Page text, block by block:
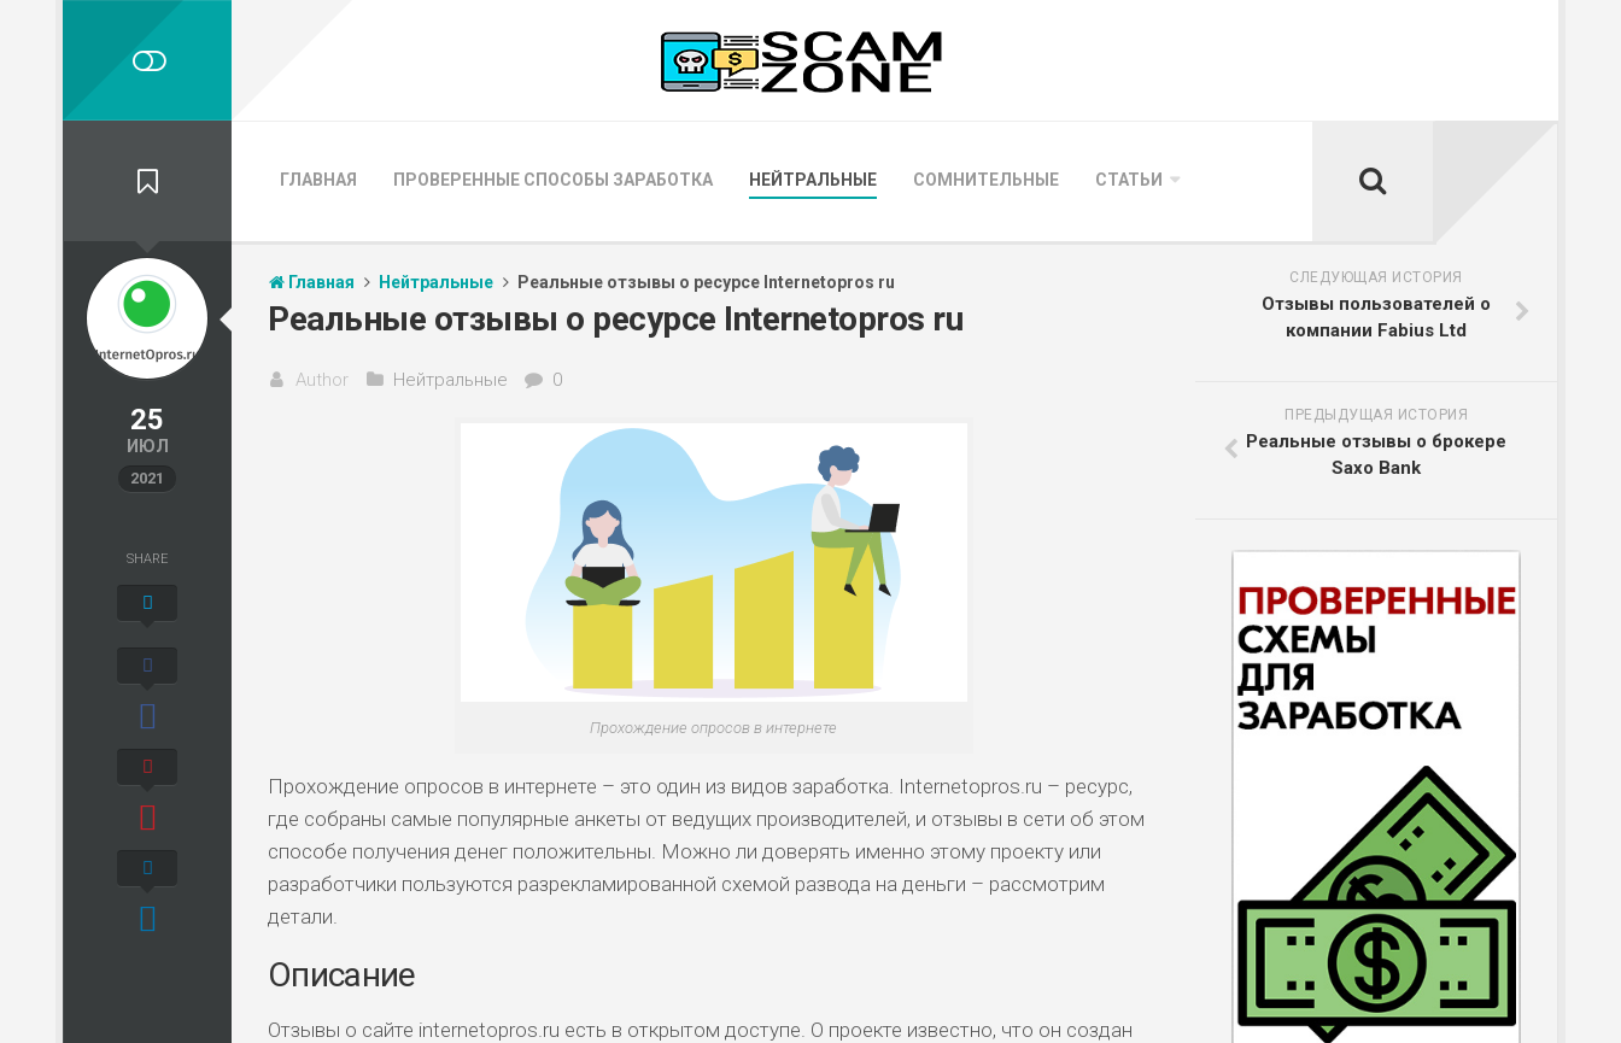
ГЛАВНАЯ ПРОВЕРЕННЫЕ СПОСОБЫ ЗАРАБОТКА НЕЙТРАЛЬНЫЕ СОМНИТЕЛЬНЫЕ СТАТЬИ
25
ИЮЛ
2021
Главная Нейтральные Реальные отзывы о ресурсе Internetopros ru
Реальные отзывы о ресурсе Internetopros ru
Author Нейтральные 0
Прохождение опросов в интернете
Прохождение опросов в интернете – это один из видов заработка. Internetopros.ru – ресурс,
где собраны самые популярные анкеты от ведущих производителей, и отзывы в сети об этом
способе получения денег положительны. Можно ли доверять именно этому проекту или
разработчики пользуются разрекламированной схемой развода на деньги – рассмотрим
детали.
Описание
Отзывы о сайте internetopros.ru есть в открытом доступе. О проекте известно, что он создан
SHARE
СЛЕДУЮЩАЯ ИСТОРИЯ
Отзывы пользователей о
компании Fabius Ltd
ПРЕДЫДУЩАЯ ИСТОРИЯ
Реальные отзывы о брокере
Saxo Bank